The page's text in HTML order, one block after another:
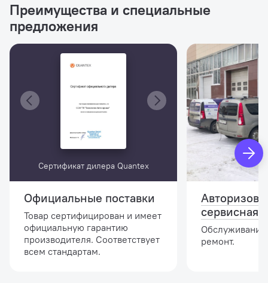
Преимущества и специальные
предложения
Сертификат дилера Quantex
Официальные поставки
Товар сертифицирован и имеет
официальную гарантию
производителя. Соответствует
всем стандартам.
сервисная
ремонт.